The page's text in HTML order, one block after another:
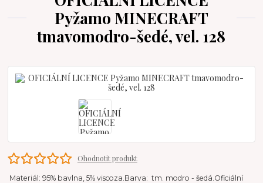
Pyžamo MINECRAFT
tmavomodro-šedé, vel. 128
Ohodnotit produkt
Materiál: 95% bavlna, 5% viscoza.Barva: tm. modro - šedá.Oficiální